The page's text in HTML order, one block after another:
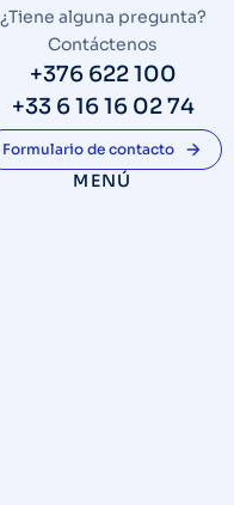
¿Tiene alguna pregunta?
Contáctenos
+376 622 100
+33 6 16 16 02 74
Formulario de contacto
MENÚ